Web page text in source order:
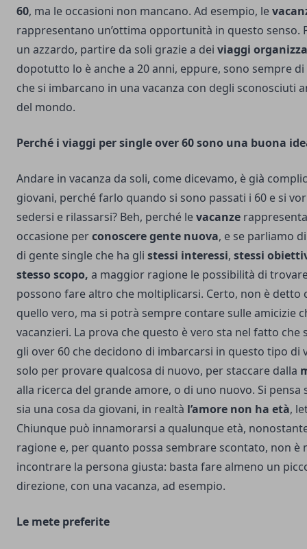
60, ma le occasioni non mancano. Ad esempio, le
rappresentano un’ottima opportunità in questo senso.
un azzardo, partire da soli grazie a dei viaggi
dopotutto lo è anche a 20 anni, eppure, sono sempre
che si imbarcano in una vacanza con degli sconosciuti
del mondo.
Perché i viaggi per single over 60 sono una buona
Andare in vacanza da soli, come dicevamo, è già
giovani, perché farlo quando si sono passati i 60 e si
sedersi e rilassarsi? Beh, perché levacanze
occasione perconoscere gente nuova, e se parliamo
di gente single che ha gli stessi interessi, stessi
stesso scopo, a maggior ragione le possibilità di
possono fare altro che moltiplicarsi. Certo, non è detto
quello vero, ma si potrà sempre contare sulle amicizie
vacanzieri. La prova che questo è vero sta nel fatto che
gli over 60 che decidono di imbarcarsi in questo tipo di
solo per provare qualcosa di nuovo, per staccare dalla
alla ricerca del grande amore, o di uno nuovo. Si pensa
sia una cosa da giovani, in realtà l’amore non ha età,
Chiunque può innamorarsi a qualunque età,
ragione e, per quanto possa sembrare scontato, non
incontrare la persona giusta: basta fare almeno un
direzione, con una vacanza, ad esempio.
Le mete preferite